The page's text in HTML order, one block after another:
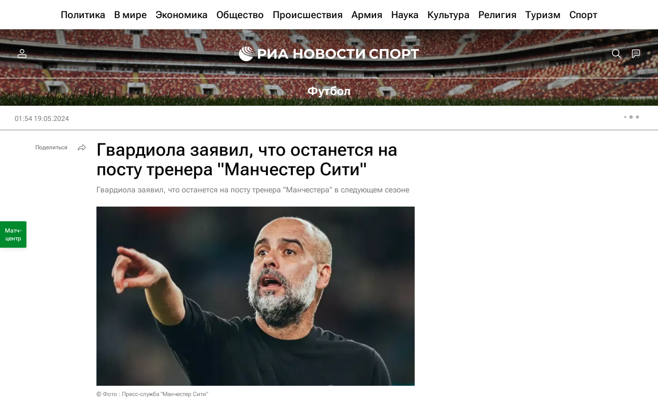
Политика В мире Экономика Общество Происшествия Армия Наука Культура Религия Туризм Спорт
Футбол
01:54 19.05.2024
Гвардиола заявил, что останется на
посту тренера "Манчестер Сити"
Гвардиола заявил, что останется на посту тренера "Манчестера" в следующем сезоне
© Фото : Пресс-служба "Манчестер Сити"
Поделиться
Матч-
центр